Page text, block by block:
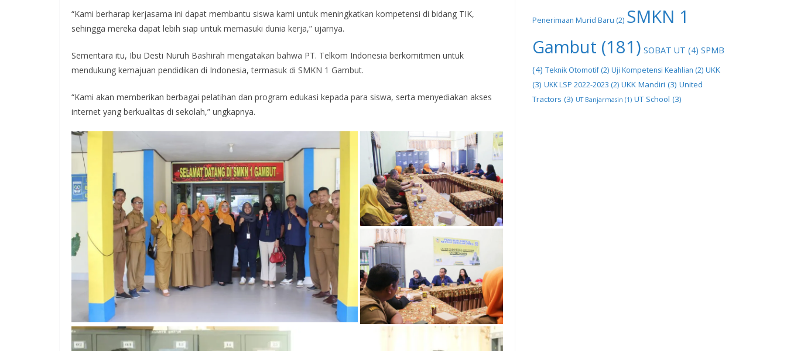
“Kami berharap kerjasama ini dapat membantu siswa kami untuk meningkatkan kompetensi di bidang TIK,
sehingga mereka dapat lebih siap untuk memasuki dunia kerja,” ujarnya.
Sementara itu, Ibu Desti Nuruh Bashirah mengatakan bahwa PT. Telkom Indonesia berkomitmen untuk
mendukung kemajuan pendidikan di Indonesia, termasuk di SMKN 1 Gambut.
“Kami akan memberikan berbagai pelatihan dan program edukasi kepada para siswa, serta menyediakan akses
internet yang berkualitas di sekolah,” ungkapnya.
Penerimaan Murid Baru (2) SMKN 1
Gambut (181) SOBAT UT (4) SPMB
(4) Teknik Otomotif(2) Uji Kompetensi Keahlian (2) UKK
(3) UKK LSP 2022-2023 (2) UKK Mandiri (3) United
Tractors (3) UT Banjarmasin (1) UT School (3)